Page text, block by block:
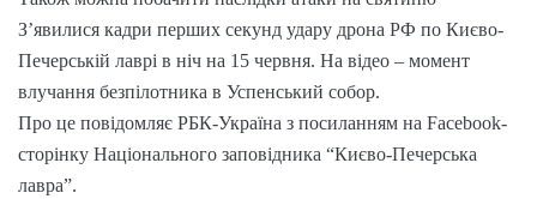
З’явилися кадри перших секунд удару дрона РФ по Києво-
Печерській лаврі в ніч на 15 червня. На відео – момент
влучання безпілотника в Успенський собор.
Про це повідомляє РБК-Україна з посиланням на Facebook-
сторінку Національного заповідника “Києво-Печерська
лавра”.